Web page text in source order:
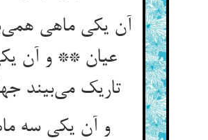
آن یکی ماهی
عیان ** و آن
و آن یکی سه